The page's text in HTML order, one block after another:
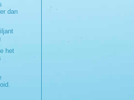
dan
het